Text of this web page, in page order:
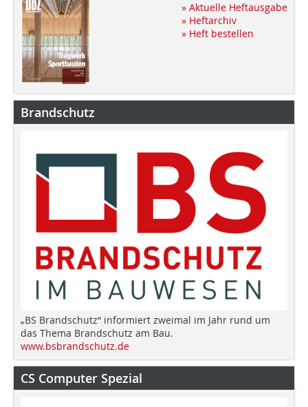
» Aktuelle Heftausgabe
» Heftarchiv
» Heft bestellen
Brandschutz
„BS Brandschutz“ informiert zweimal im Jahr rund um
das Thema Brandschutz am Bau.
www.bsbrandschutz.de
CS Computer Spezial